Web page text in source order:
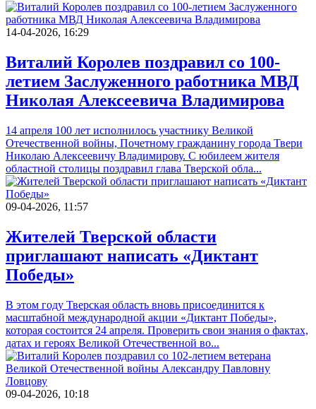
14-04-2026, 16:29
Виталий Королев поздравил со 100-
летием Заслуженного работника МВД
Николая Алексеевича Владимирова
14 апреля 100 лет исполнилось участнику Великой
Отечественной войны, Почетному гражданину города Твери
Николаю Алексеевичу Владимирову. С юбилеем жителя
областной столицы поздравил глава Тверской обла...
09-04-2026, 11:57
Жителей Тверской области
приглашают написать «Диктант
Победы»
В этом году Тверская область вновь присоединится к
масштабной международной акции «Диктант Победы»,
которая состоится 24 апреля. Проверить свои знания о фактах,
датах и героях Великой Отечественной во...
09-04-2026, 10:18